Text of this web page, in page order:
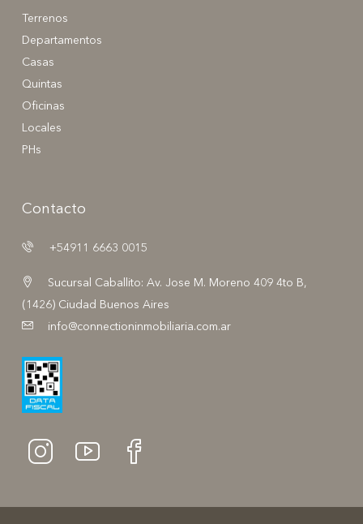
Terrenos
Departamentos
Casas
Quintas
Oficinas
Locales
PHs
Contacto
+54911 6663 0015
Sucursal Caballito: Av. Jose M. Moreno 409 4to B,
(1426) Ciudad Buenos Aires
info@connectioninmobiliaria.com.ar